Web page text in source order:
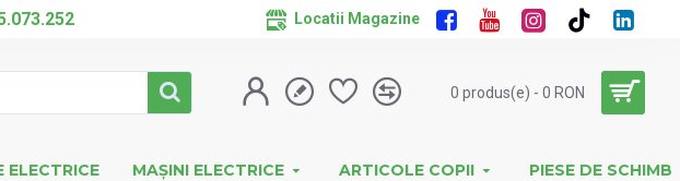
Locatii Magazine
0 produs(e) - 0 RON
ELECTRICE MAȘINI ELECTRICE ARTICOLE COPII PIESE DE SCHIMB